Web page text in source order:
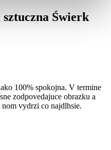
Świerk
100% spokojna. V termine
zodpovedajuce obrazku a
vydrzi co najdlhsie.